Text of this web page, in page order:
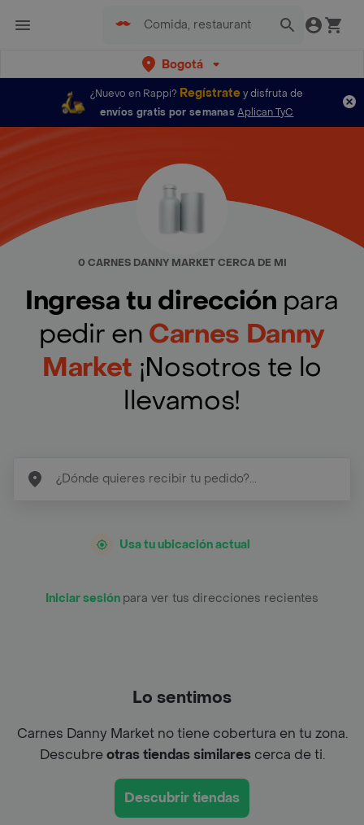
Bogotá
¿Nuevo en Rappi? Regístratey disfruta de
envíos gratis por semanas Aplican TyC
0 CARNES DANNY MARKET CERCA DE MI
Ingresa tu dirección para
pedir en Carnes Danny
Market ¡Nosotros te lo
llevamos!
Usa tu ubicación actual
Iniciar sesión para ver tus direcciones recientes
Lo sentimos
Carnes Danny Market no tiene cobertura en tu zona.
Descubreotras tiendas similarescerca de ti.
Descubrir tiendas